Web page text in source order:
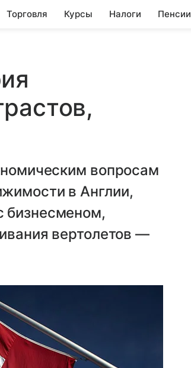
Торговля Курсы Налоги Пенсии
вопросам
в Англии,
бизнесменом,
вертолетов —